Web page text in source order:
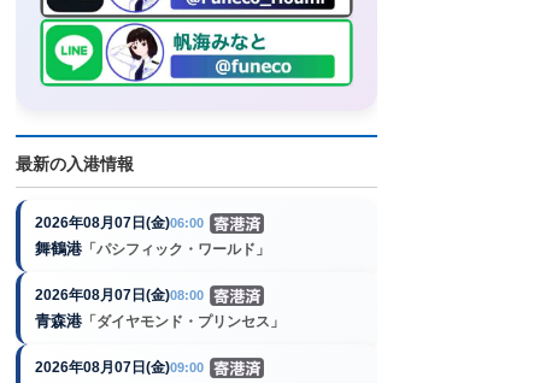
最新の入港情報
2026年08月07日(金)06:00
舞鶴港 「パシフィック・ワールド」
2026年08月07日(金)08:00
青森港 「ダイヤモンド・プリンセス」
2026年08月07日(金)09:00